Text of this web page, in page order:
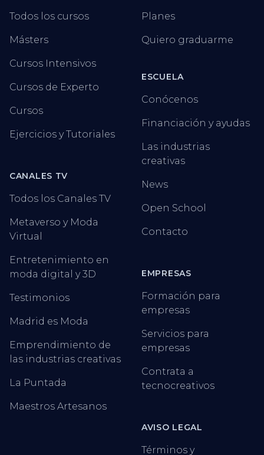
Todos los cursos
Másters
Cursos Intensivos
Cursos de Experto
Cursos
Ejercicios y Tutoriales
CANALES TV
Todos los Canales TV
Metaverso y Moda
Virtual
Entretenimiento en
moda digital y 3D
Testimonios
Madrid es Moda
Emprendimiento de
las industrias creativas
La Puntada
Maestros Artesanos
Planes
Quiero graduarme
ESCUELA
Conócenos
Financiación y ayudas
Las industrias
creativas
News
Open School
Contacto
EMPRESAS
Formación para
empresas
Servicios para
empresas
Contrata a
tecnocreativos
AVISO LEGAL
Términos y